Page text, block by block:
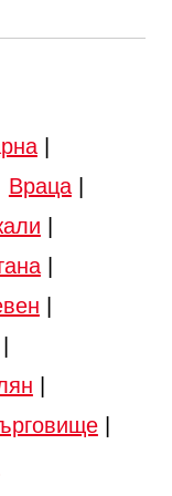
|
Враца|
|
|